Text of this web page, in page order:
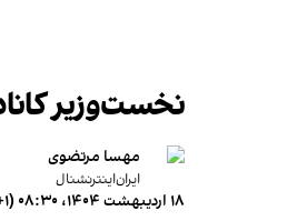
نخست‌وزیر
مهسا مرتضوی
ایران‌اینترنشنال
۱۸ اردیبهشت ۱۴۰۴، ۰۸:۳۰ (‎+۱ گرینویچ)